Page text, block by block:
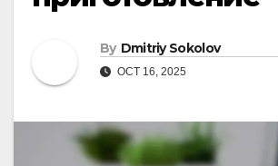
By Dmitriy Sokolov
OCT 16, 2025